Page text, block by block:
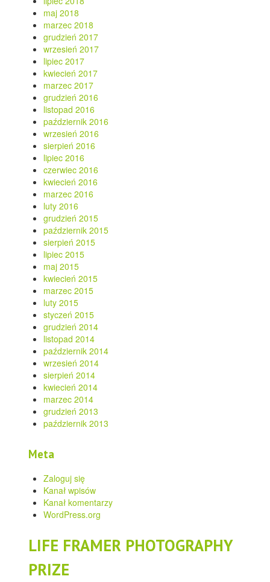
maj 2018
marzec 2018
grudzień 2017
wrzesień 2017
lipiec 2017
kwiecień 2017
marzec 2017
grudzień 2016
listopad 2016
październik 2016
wrzesień 2016
sierpień 2016
lipiec 2016
czerwiec 2016
kwiecień 2016
marzec 2016
luty 2016
grudzień 2015
październik 2015
sierpień 2015
lipiec 2015
maj 2015
kwiecień 2015
marzec 2015
luty 2015
styczeń 2015
grudzień 2014
listopad 2014
październik 2014
wrzesień 2014
sierpień 2014
kwiecień 2014
marzec 2014
grudzień 2013
październik 2013
Meta
Zaloguj się
Kanał wpisów
Kanał komentarzy
WordPress.org
LIFE FRAMER PHOTOGRAPHY
PRIZE